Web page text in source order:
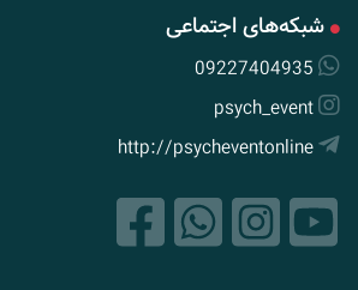
شبکه‌های اجتماعی
09227404935
psych_event
http://psycheventonline